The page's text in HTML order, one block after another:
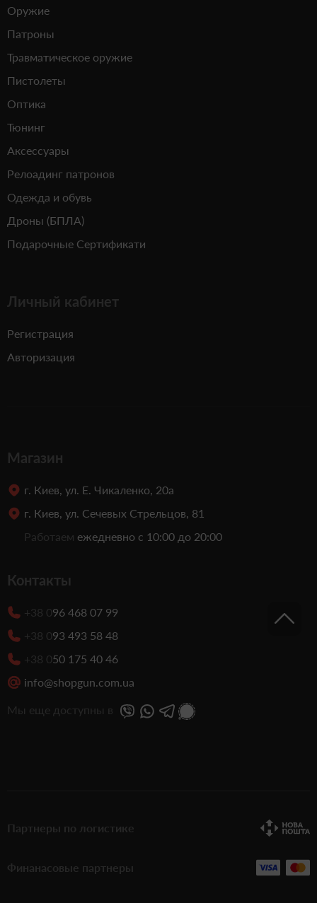
Оружие
Патроны
Травматическое оружие
Пистолеты
Оптика
Тюнинг
Аксессуары
Релоадинг патронов
Одежда и обувь
Дроны (БПЛА)
Подарочные Сертификати
Личный кабинет
Регистрация
Авторизация
Магазин
г. Киев, ул. Е. Чикаленко, 20а
г. Киев, ул. Сечевых Стрельцов, 81
Работаем ежедневно с 10:00 до 20:00
Контакты
+38 096 468 07 99
+38 093 493 58 48
+38 050 175 40 46
info@shopgun.com.ua
Мы еще доступны в
Партнеры по логистике
Финанасовые партнеры